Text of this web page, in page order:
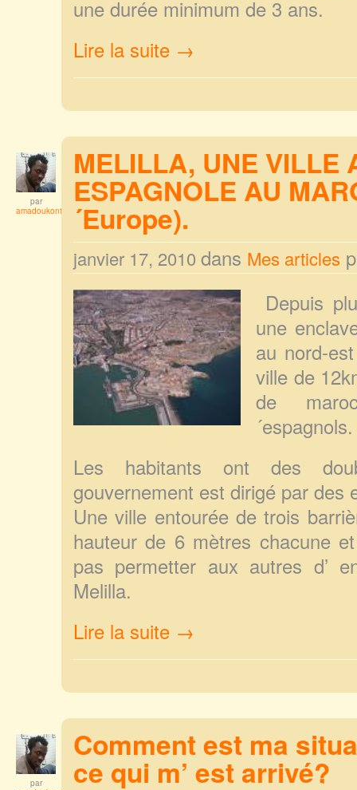
une durée minimum de 3 ans.
Lire la suite →
par
amadoukonta
MELILLA, UNE VILLE
ESPAGNOLE AU
´Europe).
janvier 17, 2010 dans Mes articles
Depuis
une
au nord-
ville de
de
´espagnols.
Les habitants ont des
gouvernement est dirigé par des
Une ville entourée de trois
hauteur de 6 mètres chacune
pas permetter aux autres d’
Melilla.
Lire la suite →
par
Comment est ma
ce qui m’ est arrivé?